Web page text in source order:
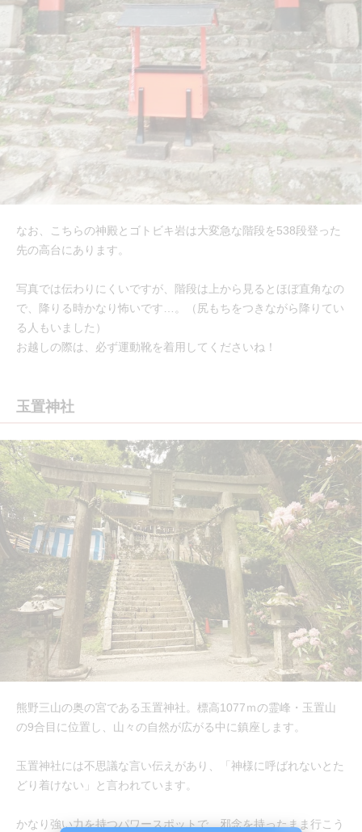
なお、こちらの神殿とゴトビキ岩は大変急な階段を538段登った
先の高台にあります。
写真では伝わりにくいですが、階段は上から見るとほぼ直角なの
で、降りる時かなり怖いです…。（尻もちをつきながら降りてい
る人もいました）
お越しの際は、必ず運動靴を着用してくださいね！
玉置神社
熊野三山の奥の宮である玉置神社。標高1077ｍの霊峰・玉置山
の9合目に位置し、山々の自然が広がる中に鎮座します。
玉置神社には不思議な言い伝えがあり、「神様に呼ばれないとた
どり着けない」と言われています。
かなり強い力を持つパワースポットで、邪念を持ったまま行こう